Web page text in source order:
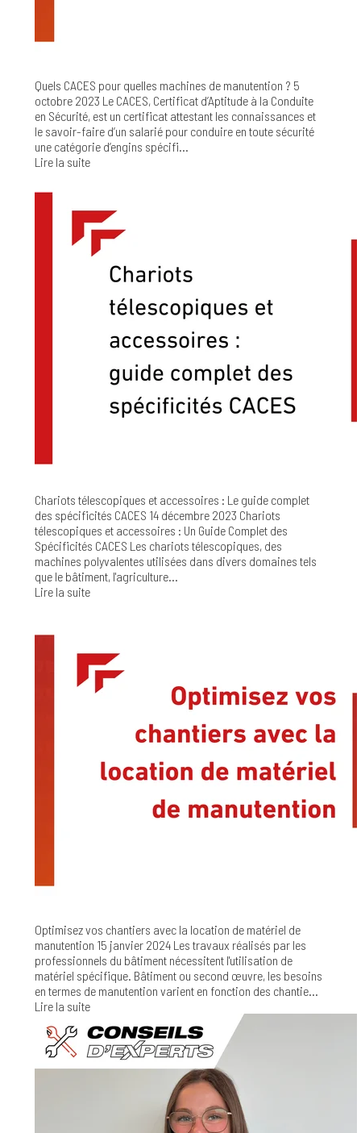
Quels CACES pour quelles machines de manutention ? 5
octobre 2023 Le CACES, Certificat d’Aptitude à la Conduite
en Sécurité, est un certificat attestant les connaissances et
le savoir-faire d’un salarié pour conduire en toute sécurité
une catégorie d’engins spécifi...
Lire la suite
Chariots télescopiques et accessoires : Le guide complet
des spécificités CACES 14 décembre 2023 Chariots
télescopiques et accessoires : Un Guide Complet des
Spécificités CACES Les chariots télescopiques, des
machines polyvalentes utilisées dans divers domaines tels
que le bâtiment, l'agriculture...
Lire la suite
Optimisez vos chantiers avec la location de matériel de
manutention 15 janvier 2024 Les travaux réalisés par les
professionnels du bâtiment nécessitent l'utilisation de
matériel spécifique. Bâtiment ou second œuvre, les besoins
en termes de manutention varient en fonction des chantie...
Lire la suite